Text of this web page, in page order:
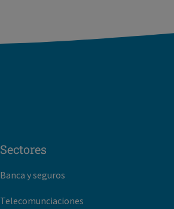
Sectores
Banca y seguros
Telecomunciaciones